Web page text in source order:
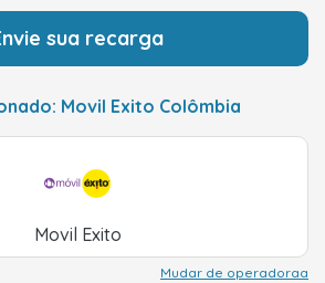
sua recarga
Movil Exito Colômbia
Movil Exito
Mudar de operadoraa